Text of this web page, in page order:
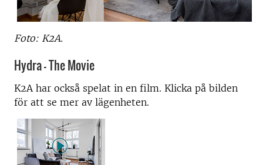
Foto: K2A.
Hydra – The Movie
K2A har också spelat in en film. Klicka på bilden
för att se mer av lägenheten.